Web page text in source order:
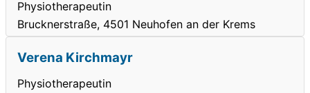
Physiotherapeutin
Brucknerstraße, 4501 Neuhofen an der Krems
Verena Kirchmayr
Physiotherapeutin